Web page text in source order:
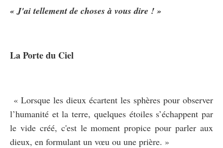
« J'ai tellement de choses à vous dire ! »
La Porte du Ciel
« Lorsque les dieux écartent les sphères pour observer
l’humanité et la terre, quelques étoiles s’échappent par
le vide créé, c'est le moment propice pour parler aux
dieux, en formulant un vœu ou une prière. »